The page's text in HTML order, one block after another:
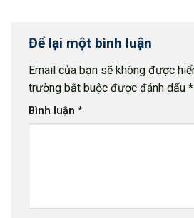
Để lại một bình luận
Email của bạn sẽ không được
trường bắt buộc được đánh dấu *
Bình luận *